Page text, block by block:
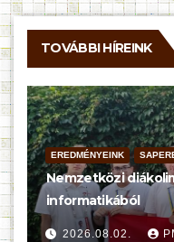
TOVÁBBI HÍREINK
EREDMÉNYEINK
Nemzetközi
informatikából
2026.08.02.